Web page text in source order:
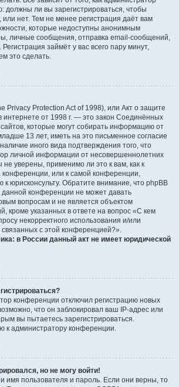
должны ли вы зарегистрироваться, чтобы
нет. Тем не менее регистрация даёт вам
которые недоступны анонимным
личные сообщения, отправка email-сообщений,
Регистрация займёт у вас всего пару минут,
это сделать.
Privacy Protection Act of 1998), или Акт о защите
интернете от 1998 г. — это закон Соединённых
которые могут собирать информацию от
13 лет, иметь на это письменное согласие
иного вида подтверждения того, что
личной информации от несовершеннолетних
уверены, применимо ли это к вам, как к
или к самой конференции,
юрисконсульту. Обратите внимание, что phpBB
конференции не может давать
вопросам и не является объектом
кроме указанных в ответе на вопрос «С кем
некорректного использования и/или
с этой конференцией?».
в России данный акт не имеет юридической
конференции отключил регистрацию новых
что он заблокировал ваш IP-адрес или
вы пытаетесь зарегистрироваться.
к администратору конференции.
но не могу войти!
имя пользователя и пароль. Если они верны, то